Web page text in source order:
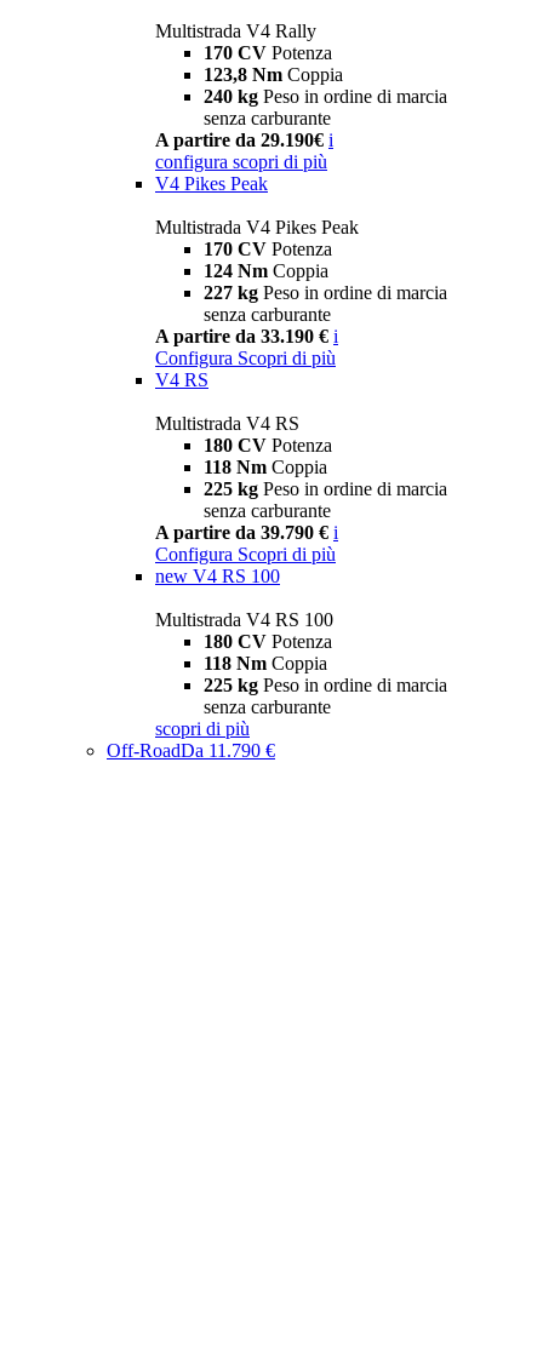
Multistrada V4 Rally
170 CV Potenza
123,8 Nm Coppia
240 kg Peso in ordine di marcia
senza carburante
A partire da 29.190€ i
configura scopri di più
V4 Pikes Peak
Multistrada V4 Pikes Peak
170 CV Potenza
124 Nm Coppia
227 kg Peso in ordine di marcia
senza carburante
A partire da 33.190 € i
Configura Scopri di più
V4 RS
Multistrada V4 RS
180 CV Potenza
118 Nm Coppia
225 kg Peso in ordine di marcia
senza carburante
A partire da 39.790 € i
Configura Scopri di più
new V4 RS 100
Multistrada V4 RS 100
180 CV Potenza
118 Nm Coppia
225 kg Peso in ordine di marcia
senza carburante
scopri di più
Off-RoadDa 11.790 €